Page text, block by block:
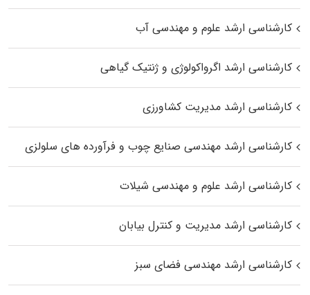
کارشناسی ارشد علوم و مهندسی آب
کارشناسی ارشد اگرواکولوژی و ژنتیک گیاهی
کارشناسی ارشد مدیریت کشاورزی
کارشناسی ارشد مهندسی صنایع چوب و فرآورده‌ های سلولزی
کارشناسی ارشد علوم و مهندسی شیلات
کارشناسی ارشد مدیریت و کنترل بیابان
کارشناسی ارشد مهندسی فضای سبز